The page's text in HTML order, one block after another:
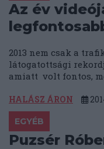
Az év
2013 nem csak a
látogatottsági
amiatt volt fontos,
HALÁSZ ÁRON
EGYÉB
Puzsér